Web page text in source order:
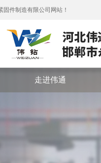
固件制造有限公司网站！
走进伟通